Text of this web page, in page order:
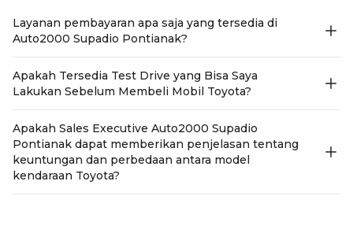
Layanan pembayaran apa saja yang tersedia di
Auto2000 Supadio Pontianak?
Apakah Tersedia Test Drive yang Bisa Saya
Lakukan Sebelum Membeli Mobil Toyota?
Apakah Sales Executive Auto2000 Supadio
Pontianak dapat memberikan penjelasan tentang
keuntungan dan perbedaan antara model
kendaraan Toyota?